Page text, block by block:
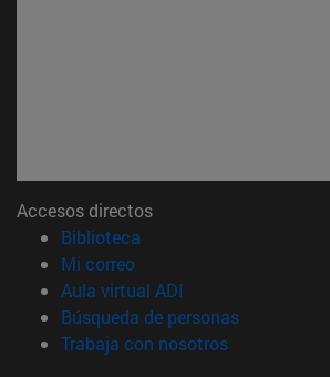
Accesos directos
Biblioteca
Mi correo(abre en nueva ventana)
Aula virtual ADI
Búsqueda de personas(abre en
Trabaja con nosotros(abre en